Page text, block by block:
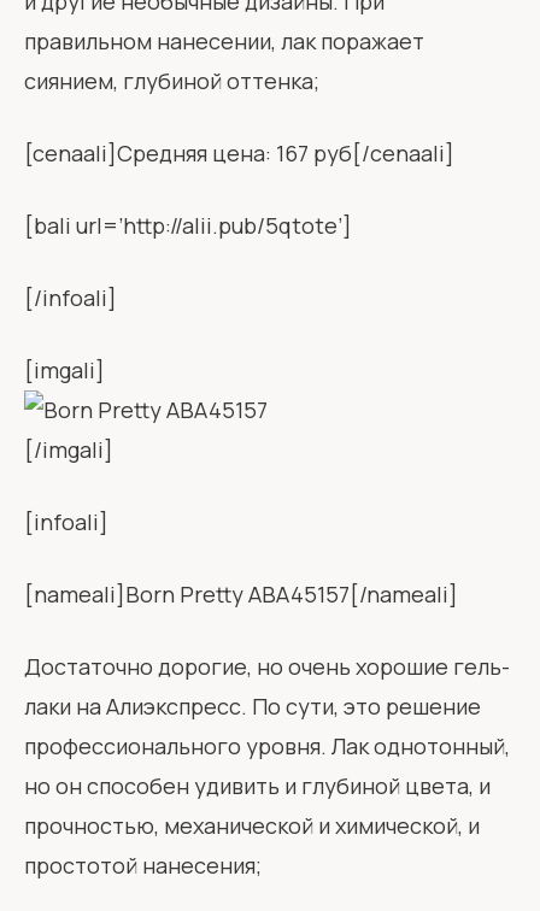
правильном нанесении, лак поражает
сиянием, глубиной оттенка;
[cenaali]Средняя цена: 167 руб[/cenaali]
[bali url=’http://alii.pub/5qtote’]
[/infoali]
[imgali]
[/imgali]
[infoali]
[nameali]Born Pretty ABA45157[/nameali]
Достаточно дорогие, но очень хорошие гель-
лаки на Алиэкспресс. По сути, это решение
профессионального уровня. Лак однотонный,
но он способен удивить и глубиной цвета, и
прочностью, механической и химической, и
простотой нанесения;